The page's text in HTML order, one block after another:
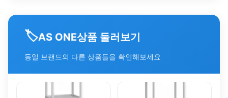
🏷️AS ONE상품 둘러보기
동일 브랜드의 다른 상품들을 확인해보세요